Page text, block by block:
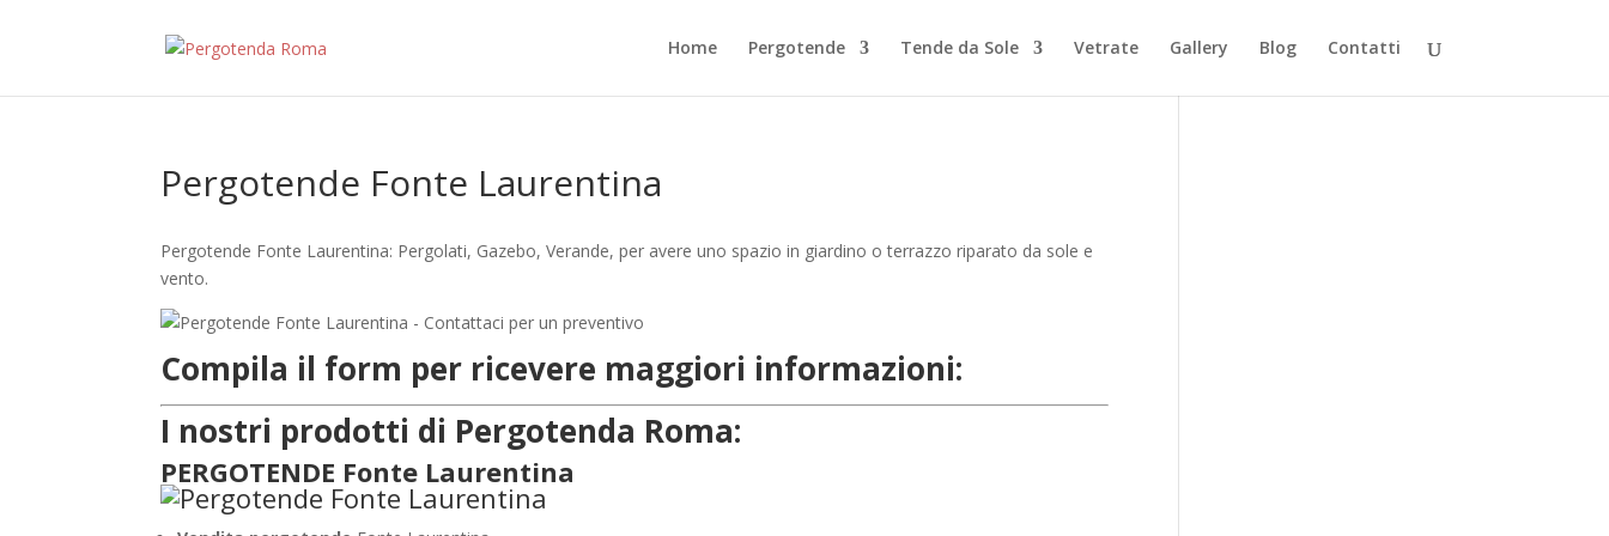
Home Pergotende Tende da Sole Vetrate Gallery Blog Contatti
Pergotende Fonte Laurentina
Pergotende Fonte Laurentina: Pergolati, Gazebo, Verande, per avere uno spazio in giardino o terrazzo riparato da sole e
vento.
Compila il form per ricevere maggiori informazioni:
I nostri prodotti di Pergotenda Roma:
PERGOTENDE Fonte Laurentina